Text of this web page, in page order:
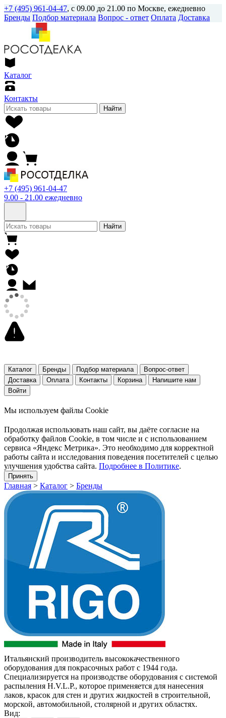
+7 (495) 961-04-47, с 09.00 до 21.00 по Москве, ежедневно
Бренды Подбор материала Вопрос - ответ Оплата Доставка
Каталог
Контакты
Найти
+7 (495) 961-04-47
9.00 - 21.00 ежедневно
Найти
Каталог Бренды Подбор материала
Вопрос-ответ
Доставка
Оплата Контакты Корзина
Напишите нам
Войти
Мы используем файлы Cookie
Продолжая использовать наш cайт, вы даёте согласие на
обработку файлов Cookie, в том числе и с использованием
сервиса «Яндекс Метрика». Это необходимо для корректной
работы сайта и исследования поведения посетителей с целью
улучшения удобства сайта. Подробнее в Политике.
Принять
Главная > Каталог > Бренды
Итальянский производитель высококачественного
оборудования для покрасочных работ с 1944 года.
Специализируется на производстве оборудования с системой
распыления H.V.L.P., которое применяется для нанесения
лаков, красок для стен и других жидкостей в строительной,
морской, автомобильной, столярной и других областях.
Вид: